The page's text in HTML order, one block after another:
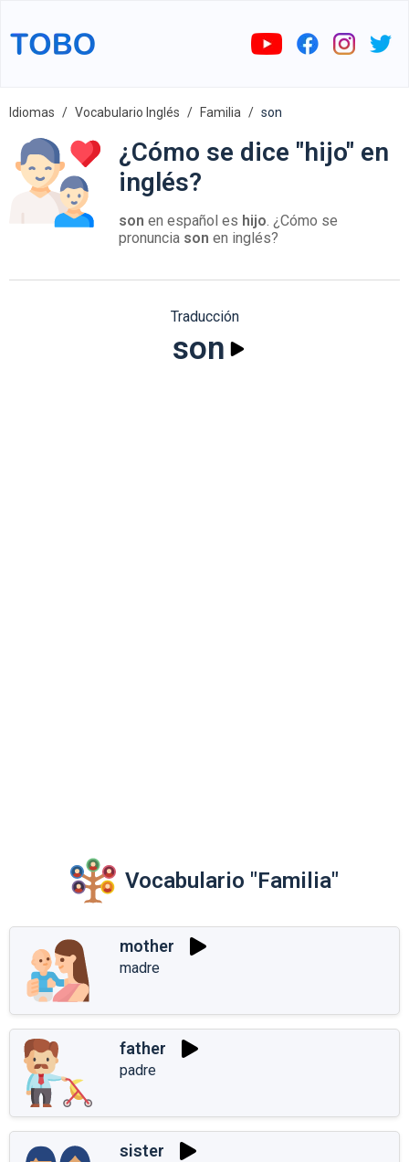
Idiomas Vocabulario Inglés Familia son
¿Cómo se dice "hijo" en
inglés?
son en español es hijo. ¿Cómo se
pronuncia son en inglés?
Traducción
son
Vocabulario "Familia"
mother
madre
father
padre
sister